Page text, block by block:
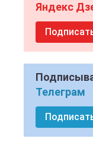
Яндекс
Телеграм